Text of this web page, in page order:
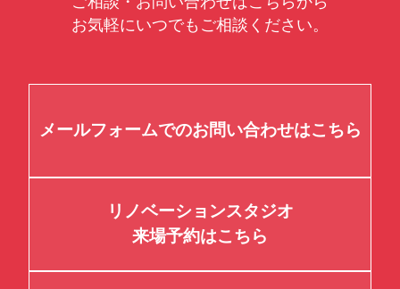
お気軽にいつでもご相談ください。
メールフォームでのお問い合わせはこちら
リノベーションスタジオ
来場予約はこちら